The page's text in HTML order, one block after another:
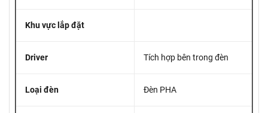
Khu vực lắp đặt
Driver Tích hợp bên trong đèn
Loại đèn Đèn PHA